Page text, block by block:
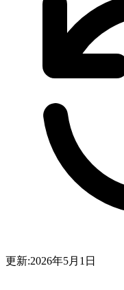
更新:2026年5月1日